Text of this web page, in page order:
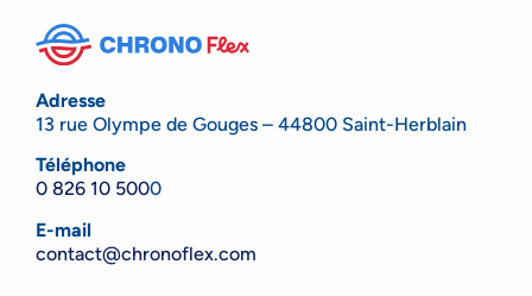
Adresse
13 rue Olympe de Gouges – 44800 Saint-Herblain
Téléphone
0 826 10 5000
E-mail
contact@chronoflex.com